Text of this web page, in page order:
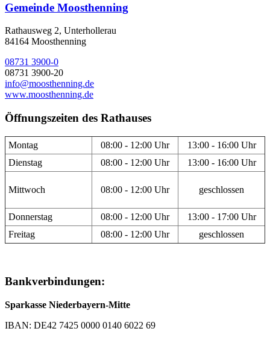
Gemeinde Moosthenning
Rathausweg 2, Unterhollerau
84164 Moosthenning
08731 3900-0
08731 3900-20
info@moosthenning.de
www.moosthenning.de
Öffnungszeiten des Rathauses
Montag 08:00 - 12:00 Uhr
13:00 - 16:00 Uhr
Dienstag
08:00 - 12:00 Uhr 13:00 - 16:00 Uhr
Mittwoch 08:00 - 12:00 Uhr geschlossen
Donnerstag 08:00 - 12:00 Uhr
13:00 - 17:00 Uhr
Freitag
08:00 - 12:00 Uhr geschlossen
Bankverbindungen:
Sparkasse Niederbayern-Mitte
IBAN: DE42 7425 0000 0140 6022 69